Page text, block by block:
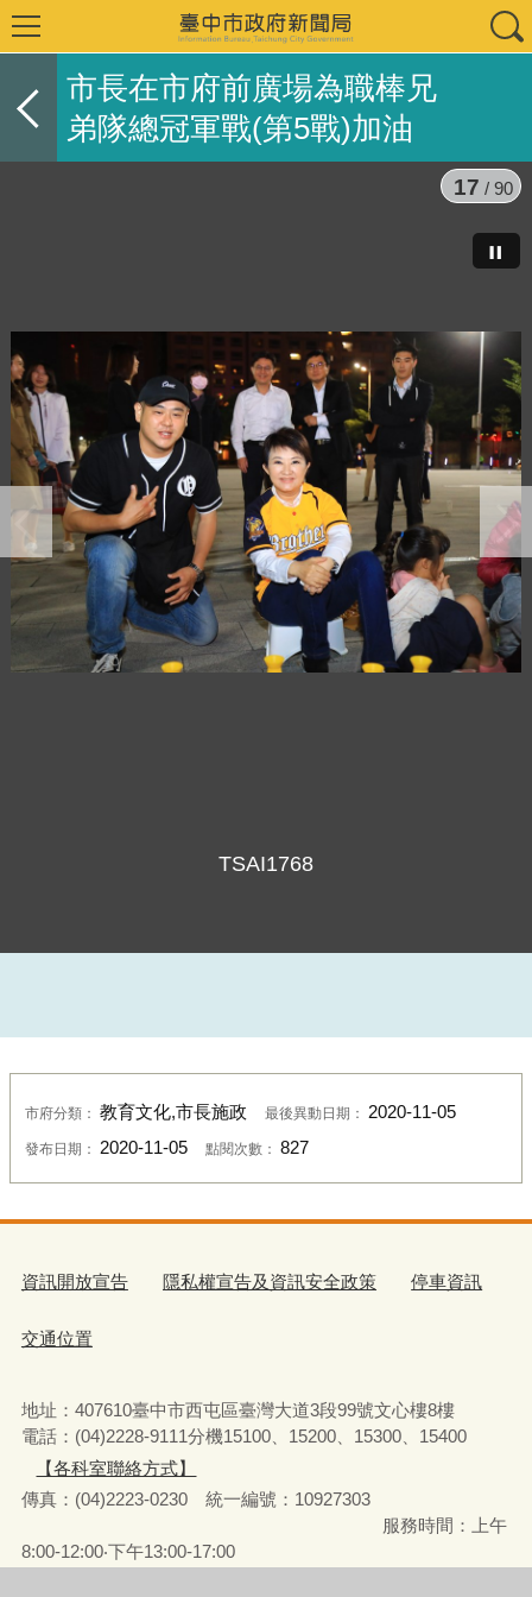
市長在市府前廣場為職棒兄
弟隊總冠軍戰(第5戰)加油
TSAI1768
17 / 90
市府分類： 教育文化,市長施政 最後異動日期： 2020-11-05
發布日期： 2020-11-05 點閱次數： 827
資訊開放宣告 隱私權宣告及資訊安全政策 停車資訊
交通位置
地址：407610臺中市西屯區臺灣大道3段99號文心樓8樓
電話：(04)2228-9111分機15100、15200、15300、15400
【各科室聯絡方式】
傳真：(04)2223-0230 統一編號： 10927303
服務時間：上午
8:00-12:00‧下午13:00-17:00